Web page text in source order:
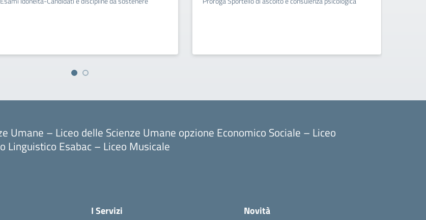
Umane – Liceo delle Scienze Umane opzione Economico Sociale – Liceo
Linguistico Esabac – Liceo Musicale
I Servizi Novità